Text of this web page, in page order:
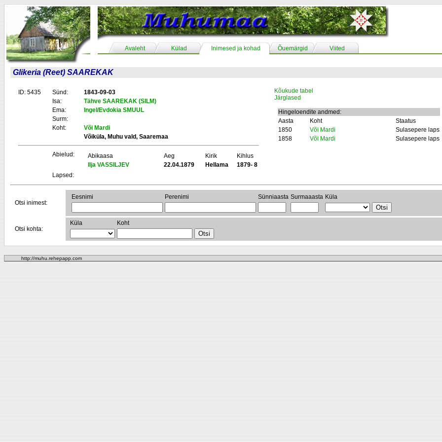
Avaleht Külad Inimesed ja kohad Õuemärgid Viited
Glikeria (Reet) SAAREKAK
ID: 5435 Sünd:
1843-09-03
Isa:
Tähve SAAREKAK (SILM)
Ema:
Ingel/Evdokia SMUUL
Surm:
Koht:
Või Mardi
Võiküla, Muhu vald, Saaremaa
Abielud: Abikaasa Aeg Kirik
Kihlus
Ilja VASSILJEV
22.04.1879 Hellama
1879- 8
Lapsed:
Kõukude tabel
Järglased
Hingeloendite andmed:
Aasta
Koht
Staatus
1850
Või Mardi
Sulasepere laps
1858
Või Mardi Sulasepere laps
Otsi inimest:
Eesnimi Perenimi Sünniaasta Surmaaasta Küla
Otsi kohta:
Küla Koht
http://muhu.rehepapp.com